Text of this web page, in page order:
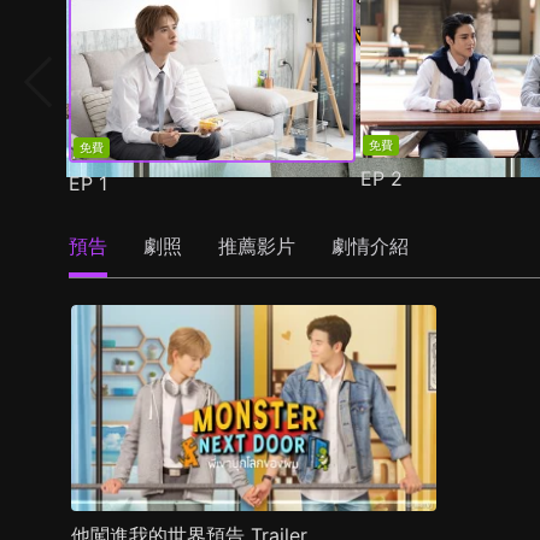
免費
EP1
免費
EP2
預告 劇照 推薦影片 劇情介紹
他闖進我的世界預告 Trailer